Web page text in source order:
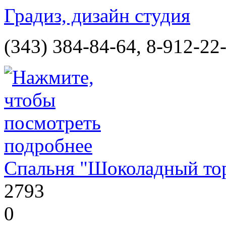
Градиз, дизайн студия
(343) 384-84-64, 8-912-
Спальня "Шоколадный
2793
0